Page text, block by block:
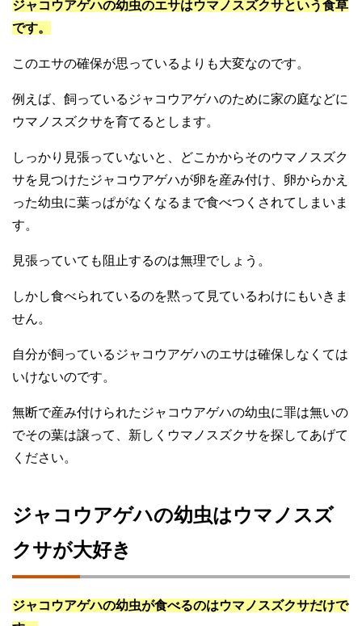
ジャコウアゲハの幼虫のエサはウマノスズクサという食草
です。
このエサの確保が思っているよりも大変なのです。
例えば、飼っているジャコウアゲハのために家の庭などに
ウマノスズクサを育てるとします。
しっかり見張っていないと、どこかからそのウマノスズク
サを見つけたジャコウアゲハが卵を産み付け、卵からかえ
った幼虫に葉っぱがなくなるまで食べつくされてしまいま
す。
見張っていても阻止するのは無理でしょう。
しかし食べられているのを黙って見ているわけにもいきま
せん。
自分が飼っているジャコウアゲハのエサは確保しなくては
いけないのです。
無断で産み付けられたジャコウアゲハの幼虫に罪は無いの
でその葉は譲って、新しくウマノスズクサを探してあげて
ください。
ジャコウアゲハの幼虫はウマノスズ
クサが大好き
ジャコウアゲハの幼虫が食べるのはウマノスズクサだけで